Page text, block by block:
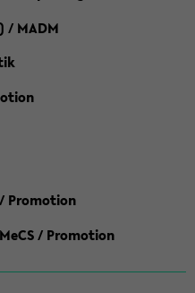
/ MADM
Promotion
/ Promotion